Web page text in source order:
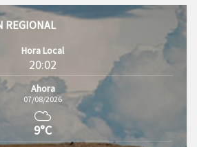
REGIONAL
Hora Local
20:02
Ahora
07/08/2026
9°C